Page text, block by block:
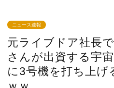
ニュース速報
元ライブドア社長
さんが出資する宇
に3号機を打ち上げ